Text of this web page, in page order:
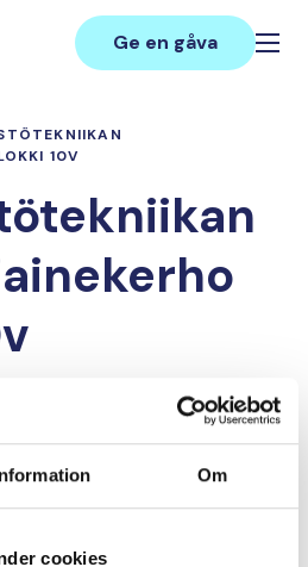
Om
cookies
Ge en gåva
10V
tiimiin